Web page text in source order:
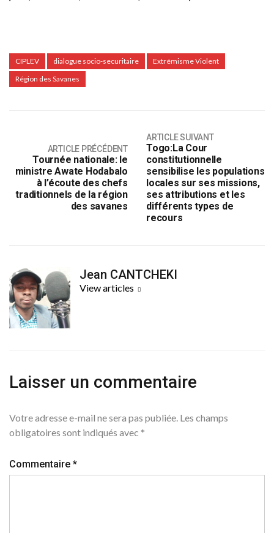
CIPLEV dialogue socio-securitaire
Extrémisme Violent
Région des Savanes
ARTICLE PRÉCÉDENT
Tournée nationale: le
ministre Awate Hodabalo
à l’écoute des chefs
traditionnels de la région
des savanes
ARTICLE SUIVANT
Togo:La Cour
constitutionnelle
sensibilise les populations
locales sur ses missions,
ses attributions et les
différents types de
recours
Jean CANTCHEKI
View articles
Laisser un commentaire
Votre adresse e-mail ne sera pas publiée. Les champs
obligatoires sont indiqués avec *
Commentaire *